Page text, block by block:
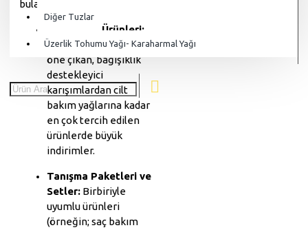
Diğer Tuzlar
Üzerlik Tohumu Yağı- Karaharmal Yağı
bulabilirsiniz:
Ayın Yıldız Ürünleri:
Belirli dönemlerde
öne çıkan, bağışıklık
destekleyici
karışımlardan cilt
bakım yağlarına kadar
en çok tercih edilen
ürünlerde büyük
indirimler.
Tanışma Paketleri ve
Setler: Birbiriyle
uyumlu ürünleri
(örneğin; saç bakım